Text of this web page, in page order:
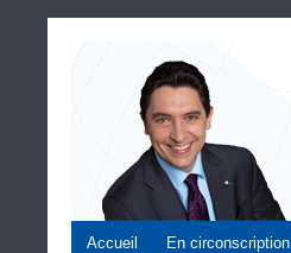
Accueil En circonscription